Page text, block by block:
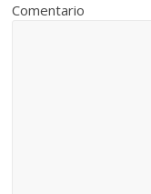
Comentario